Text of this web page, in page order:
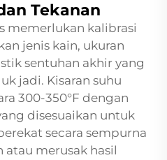
Tekanan
memerlukan kalibrasi
jenis kain, ukuran
sentuhan akhir yang
jadi. Kisaran suhu
300-350°F dengan
disesuaikan untuk
secara sempurna
merusak hasil